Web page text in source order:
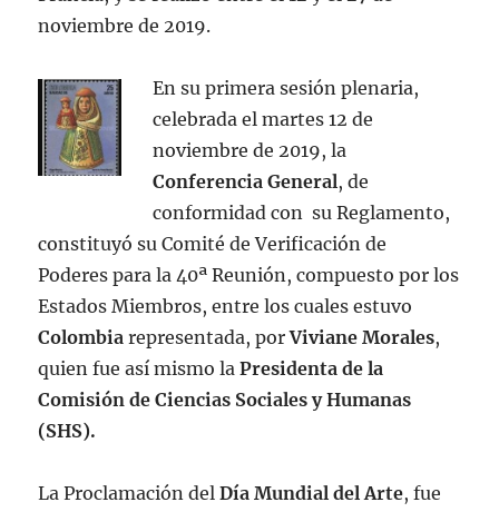
noviembre de 2019.
En su primera sesión plenaria,
celebrada el martes 12 de
noviembre de 2019, la
Conferencia General, de
conformidad con su Reglamento,
constituyó su Comité de Verificación de
Poderes para la 40ª Reunión, compuesto por los
Estados Miembros, entre los cuales estuvo
Colombia representada, porViviane Morales,
quien fue así mismo laPresidenta de la
Comisión de Ciencias Sociales y Humanas
(SHS).
La Proclamación delDía Mundial del Arte, fue